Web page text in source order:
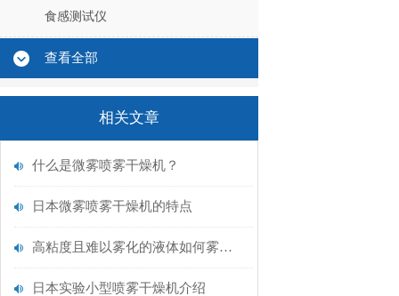
食感测试仪
查看全部
相关文章
什么是微雾喷雾干燥机？
日本微雾喷雾干燥机的特点
高粘度且难以雾化的液体如何雾化-日本进口纳米喷雾干燥机
日本实验小型喷雾干燥机介绍